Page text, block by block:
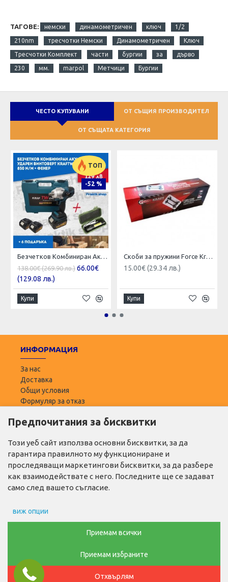
ТАГОВЕ: немски динамометричен ключ 1/2
210nm тресчотки Немски Динамометричен Ключ
Тресчотки Комплект части бургии за дърво
230 мм. marpol Метчици Бургии
ЧЕСТО КУПУВАНИ ОТ СЪЩИЯ ПРОИЗВОДИТЕЛ
ОТ СЪЩАТА КАТЕГОРИЯ
ТОП
-52 %
Безчетков Комбиниран Акумулаторен Ударен Гайковерт-Винтоверт KraftRoyal 36V 6Ah 850 N/m
138.00€ (269.90 лв.) 66.00€
(129.08 лв.)
Купи
Скоби за пружини Force Kraft 270мм усилени
15.00€ (29.34 лв.)
Купи
ИНФОРМАЦИЯ
За нас
Доставка
Общи условия
Формуляр за отказ
ПОТРЕБИТЕЛ
Моят профил
ПОЛЕЗНО
Производители
Контакти
0876768686
Предпочитания за бисквитки
Този уеб сайт използва основни бисквитки, за да
гарантира правилното му функциониране и
проследяващи маркетингови бисквитки, за да разбере
как взаимодействате с него. Последните ще се задават
само след вашето съгласие.
виж опции
Препочитания за реклами
Данни за потребление
Приемам всички
Приемам избраните
Отхвърлям